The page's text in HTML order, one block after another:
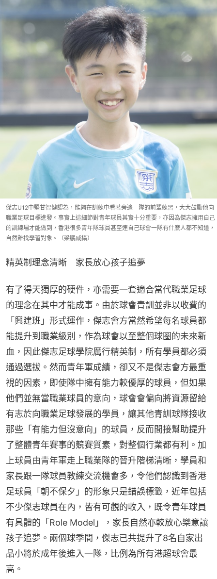
傑志U12中堅甘智健認為，能夠在訓練中看著旁邊一隊的前輩練習，大大鼓勵他向
職業足球目標進發。事實上這細節對青年球員其實十分重要，亦因為傑志擁用自己
的訓練場才能做到，香港很多青年隊球員甚至連自己球會一隊有什麼人都不知道，
自然難找學習對象。（梁鵬威攝）
精英制理念清晰　家長放心孩子追夢
有了得天獨厚的硬件，亦需要一套適合當代職業足球
的理念在其中才能成事。由於球會青訓並非以收費的
「興建班」形式運作，傑志會方當然希望每名球員都
能提升到職業級別，作為球會以至整個球圈的未來新
血，因此傑志足球學院厲行精英制，所有學員都必須
通過選拔。然而青年軍成績，卻又不是傑志會方最重
視的因素，即使隊中擁有能力較優厚的球員，但如果
他們並無當職業球員的意向，球會會偏向將資源留給
有志於向職業足球發展的學員，讓其他青訓球隊接收
那些「有能力但沒意向」的球員，反而間接幫助提升
了整體青年賽事的競賽質素，對整個行業都有利。加
上球員由青年軍走上職業隊的晉升階梯清晰，學員和
家長跟一隊球員教練交流機會多，令他們認識到香港
足球員「朝不保夕」的形象只是錯誤標籤，近年包括
不少傑志球員在內，皆有可觀的收入，既令青年球員
有具體的「Role Model」，家長自然亦較放心樂意讓
孩子追夢。兩個球季間，傑志已共提升了8名自家出
品小將於成年後進入一隊，比例為所有港超球會最
高。